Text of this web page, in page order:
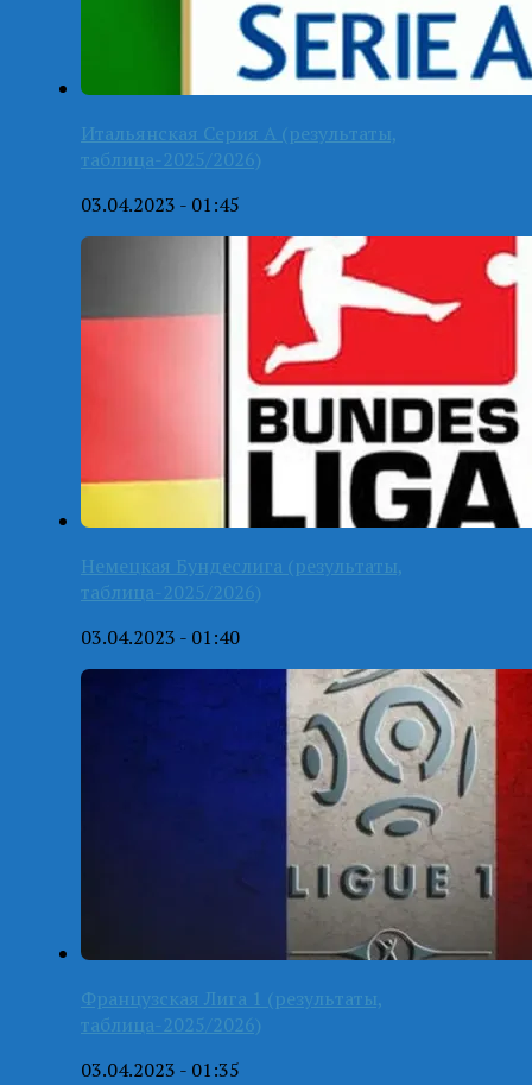
Итальянская Серия А (результаты,
таблица-2025/2026)
03.04.2023 - 01:45
Немецкая Бундеслига (результаты,
таблица-2025/2026)
03.04.2023 - 01:40
Французская Лига 1 (результаты,
таблица-2025/2026)
03.04.2023 - 01:35